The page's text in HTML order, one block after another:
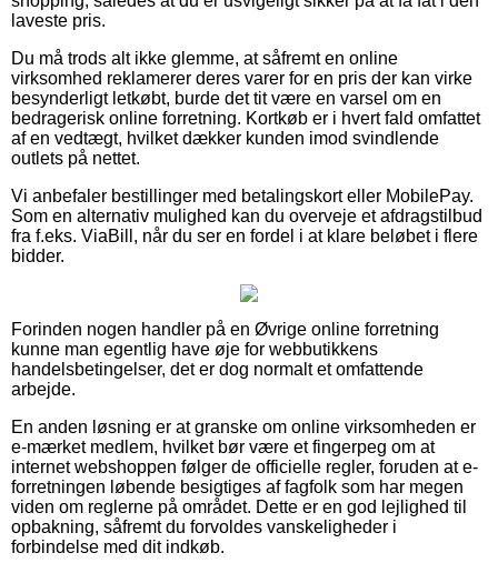
laveste pris.
Du må trods alt ikke glemme, at såfremt en online
virksomhed reklamerer deres varer for en pris der kan virke
besynderligt letkøbt, burde det tit være en varsel om en
bedragerisk online forretning. Kortkøb er i hvert fald omfattet
af en vedtægt, hvilket dækker kunden imod svindlende
outlets på nettet.
Vi anbefaler bestillinger med betalingskort eller MobilePay.
Som en alternativ mulighed kan du overveje et afdragstilbud
fra f.eks. ViaBill, når du ser en fordel i at klare beløbet i flere
bidder.
Forinden nogen handler på en Øvrige online forretning
kunne man egentlig have øje for webbutikkens
handelsbetingelser, det er dog normalt et omfattende
arbejde.
En anden løsning er at granske om online virksomheden er
e-mærket medlem, hvilket bør være et fingerpeg om at
internet webshoppen følger de officielle regler, foruden at e-
forretningen løbende besigtiges af fagfolk som har megen
viden om reglerne på området. Dette er en god lejlighed til
opbakning, såfremt du forvoldes vanskeligheder i
forbindelse med dit indkøb.